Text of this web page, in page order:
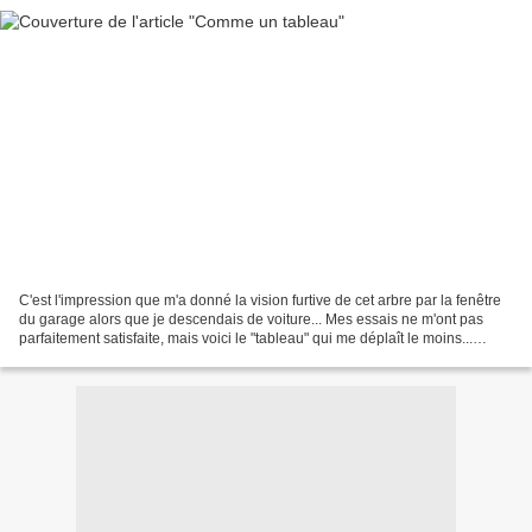
C'est l'impression que m'a donné la vision furtive de cet arbre par la fenêtre
du garage alors que je descendais de voiture... Mes essais ne m'ont pas
parfaitement satisfaite, mais voici le "tableau" qui me déplaît le moins...